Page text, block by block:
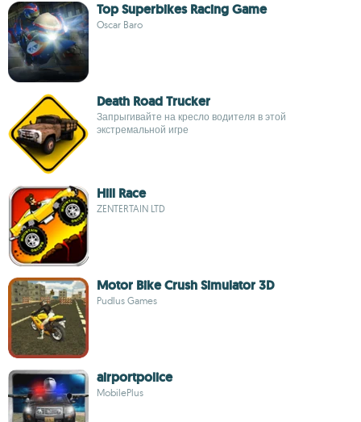
Top Superbikes Racing Game
Oscar Baro
Death Road Trucker
Запрыгивайте на кресло водителя в этой
экстремальной игре
Hill Race
ZENTERTAIN LTD
Motor Bike Crush Simulator 3D
Pudlus Games
airportpolice
MobilePlus